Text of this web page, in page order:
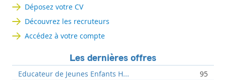
Déposez votre CV
Découvrez les recruteurs
Accédez à votre compte
Les dernières offres
Educateur de Jeunes Enfants H...
95